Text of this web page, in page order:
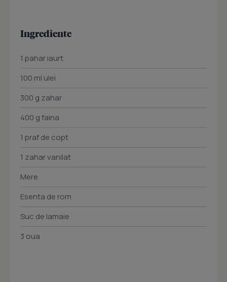
Ingrediente
1 pahar iaurt
100 ml ulei
300 g zahar
400 g faina
1 praf de copt
1 zahar vanilat
Mere
Esenta de rom
Suc de lamaie
3 oua